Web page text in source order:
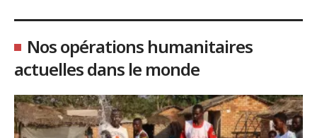
Nos opérations humanitaires
actuelles dans le monde